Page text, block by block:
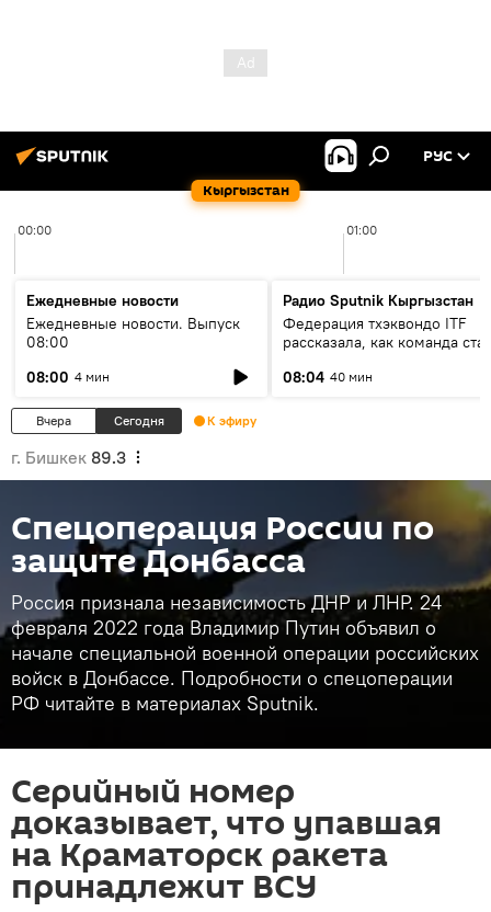
Кыргызстан
РУС
00:00 01:00
Ежедневные новости
Ежедневные новости. Выпуск
08:00
08:00 4 мин
Радио Sputnik Кыргызстан
Федерация тхэквондо ITF
рассказала, как команда
08:04 40 мин
Вчера Сегодня К эфиру
г. Бишкек 89.3
Спецоперация России по
защите Донбасса
Россия признала независимость ДНР и ЛНР. 24
февраля 2022 года Владимир Путин объявил о
начале специальной военной операции российских
войск в Донбассе. Подробности о спецоперации
РФ читайте в материалах Sputnik.
Серийный номер
доказывает, что упавшая
на Краматорск ракета
принадлежит ВСУ